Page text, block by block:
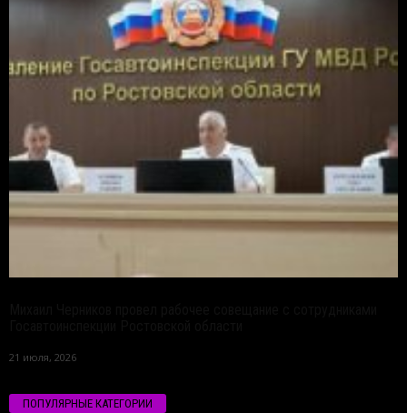
21 июля, 2026
ПОПУЛЯРНЫЕ КАТЕГОРИИ